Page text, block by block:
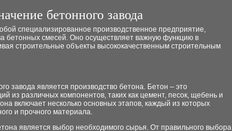
бетонного завода
специализированное производственное предприятие,
бетонных смесей. Оно осуществляет важную функцию в
строительные объекты высококачественным строительным
завода является производство бетона. Бетон – это
из различных компонентов, таких как цемент, песок, щебень и
включает несколько основных этапов, каждый из которых
и прочного материала.
является выбор необходимого сырья. От правильного выбора